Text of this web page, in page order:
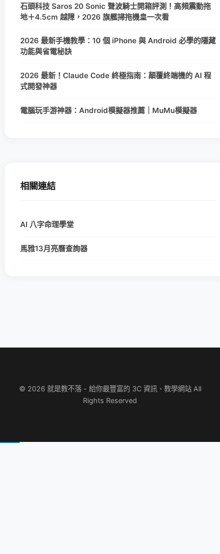
石頭科技 Saros 20 Sonic 聲波騎士開箱評測！高頻震動拖
地＋4.5cm 越障，2026 旗艦掃拖機皇一次看
2026 最新手機教學：10 個 iPhone 與 Android 必學的隱藏
功能與省電秘訣
2026 最新！Claude Code 終極指南：顛覆終端機的 AI 程
式開發神器
電腦玩手游神器：Android模擬器推薦｜MuMu模擬器
相關連結
AI 八字命理學堂
馬雅13月亮曆查詢器
© 2026 就是教不落 - 給你最豐富的 3C 資訊、教學網站 All
Rights Reserved